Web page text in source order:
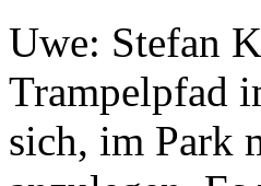
Uwe: Stefan
Trampelpfad
sich, im Park